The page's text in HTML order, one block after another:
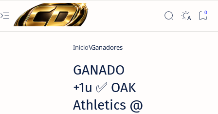
Inicio Ganadores
GANADO
+1u ✅ OAK
Athletics @